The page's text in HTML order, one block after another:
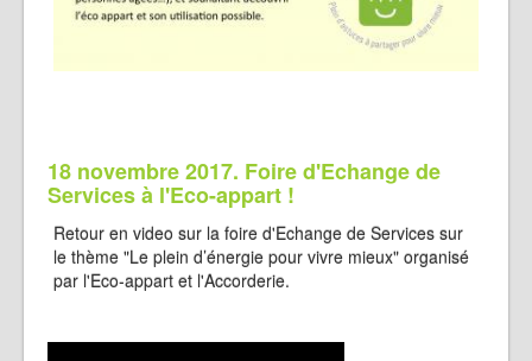
18 novembre 2017. Foire d'Echange de
Services à l'Eco-appart !
Retour en video sur la foire d'Echange de Services sur
le thème "Le plein d’énergie pour vivre mieux" organisé
par l'Eco-appart et l'Accorderie.